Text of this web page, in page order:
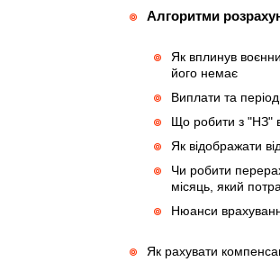
Алгоритми
Як вплинув
його немає
Виплати та
Що робити з "НЗ" в
Як відображати
Чи робити
місяць, який
Нюанси
Як рахувати